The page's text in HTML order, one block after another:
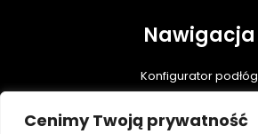
Cenimy Twoją prywatność
Nawigacja
Konfigurator podłóg
Realizacje